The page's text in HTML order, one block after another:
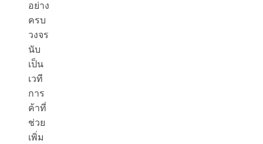
อย่าง
ครบ
วงจร
นับ
เป็น
เวที
การ
ค้าที่
ช่วย
เพิ่ม